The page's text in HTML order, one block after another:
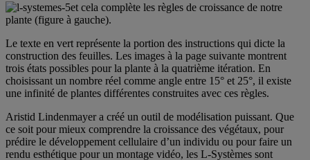
et cela complète les règles de croissance de notre
plante (figure à gauche).
Le texte en vert représente la portion des instructions qui dicte la
construction des feuilles. Les images à la page suivante montrent
trois états possibles pour la plante à la quatrième itération. En
choisissant un nombre réel comme angle entre 15° et 25°, il existe
une infinité de plantes différentes construites avec ces règles.
Aristid Lindenmayer a créé un outil de modélisation puissant. Que
ce soit pour mieux comprendre la croissance des végétaux, pour
prédire le développement cellulaire d’un individu ou pour faire un
rendu esthétique pour un montage vidéo, les L-Systèmes sont